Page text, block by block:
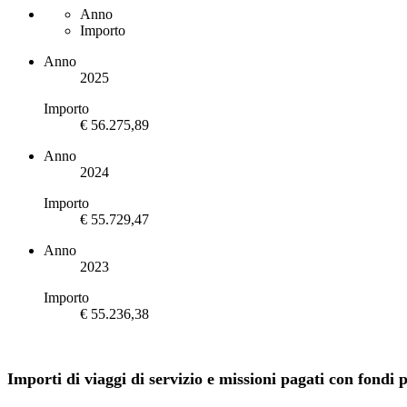
Anno
Importo
Anno
2025
Importo
€ 56.275,89
Anno
2024
Importo
€ 55.729,47
Anno
2023
Importo
€ 55.236,38
Importi di viaggi di servizio e missioni pagati con fondi